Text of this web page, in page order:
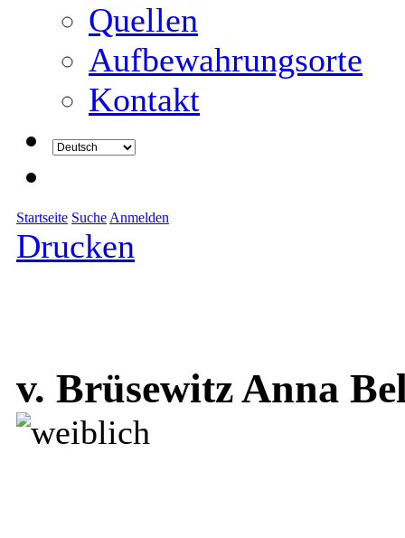
Quellen
Aufbewahrungsorte
Kontakt
Startseite Suche Anmelden
Drucken
v. Brüsewitz Anna